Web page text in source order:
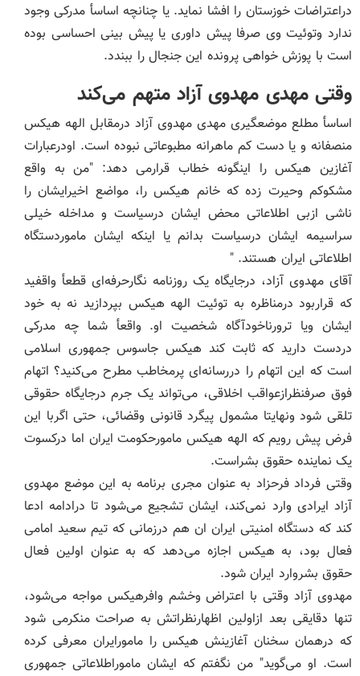
دراعتراضات خوزستان را افشا نماید. یا چنانچه اساسأ مدرکی وجود
ندارد وتوئیت وی صرفا پیش داوری یا پیش بینی احساسی بوده
است با پوزش خواهی پرونده این جنجال را ببندد.
وقتی مهدی مهدوی آزاد متهم می‌کند
اساسأ مطلع موضعگیری مهدی مهدوی آزاد درمقابل الهه هیکس
منصفانه و یا دست کم ماهرانه مطبوعاتی نبوده است. اودرعبارات
آغازین هیکس را اینگونه خطاب قرارمی دهد: "من به واقع
مشکوکم وحیرت زده که خانم هیکس را، مواضع اخیرایشان را
ناشی ازبی اطلاعاتی محض ایشان درسیاست و مداخله خیلی
سراسیمه ایشان درسیاست بدانم یا اینکه ایشان ماموردستگاه
اطلاعاتی ایران هستند. "
آقای مهدوی آزاد، درجایگاه یک روزنامه نگارحرفه‌ای قطعأ واقفید
که قراربود درمناظره به توئیت الهه هیکس بپردازید نه به خود
ایشان ویا ترورناخودآگاه شخصیت او. واقعأ شما چه مدرکی
دردست دارید که ثابت کند هیکس جاسوس جمهوری اسلامی
است که این اتهام را دررسانه‌ای پرمخاطب مطرح می‌کنید؟ اتهام
فوق صرفنظرازعواقب اخلاقی، می‌تواند یک جرم درجایگاه حقوقی
تلقی شود ونهایتا مشمول پیگرد قانونی وقضائی، حتی اگربا این
فرض پیش رویم که الهه هیکس مامورحکومت ایران اما درکسوت
یک نماینده حقوق بشراست.
وقتی فرداد فرحزاد به عنوان مجری برنامه به این موضع مهدوی
آزاد ایرادی وارد نمی‌کند، ایشان تشجیع می‌شود تا درادامه ادعا
کند که دستگاه امنیتی ایران ان هم درزمانی که تیم سعید امامی
فعال بود، به هیکس اجازه می‌دهد که به عنوان اولین فعال
حقوق بشروارد ایران شود.
مهدوی آزاد وقتی با اعتراض وخشم وافرهیکس مواجه می‌شود،
تنها دقایقی بعد ازاولین اظهارنظراتش به صراحت منکرمی شود
که درهمان سخنان آغازینش هیکس را مامورایران معرفی کرده
است. او می‌گوید" من نگفتم که ایشان ماموراطلاعاتی جمهوری